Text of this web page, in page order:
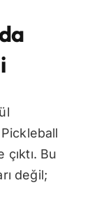
çıktı. Bu
değil;